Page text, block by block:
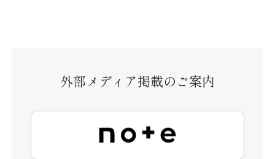
外部メディア掲載のご案内